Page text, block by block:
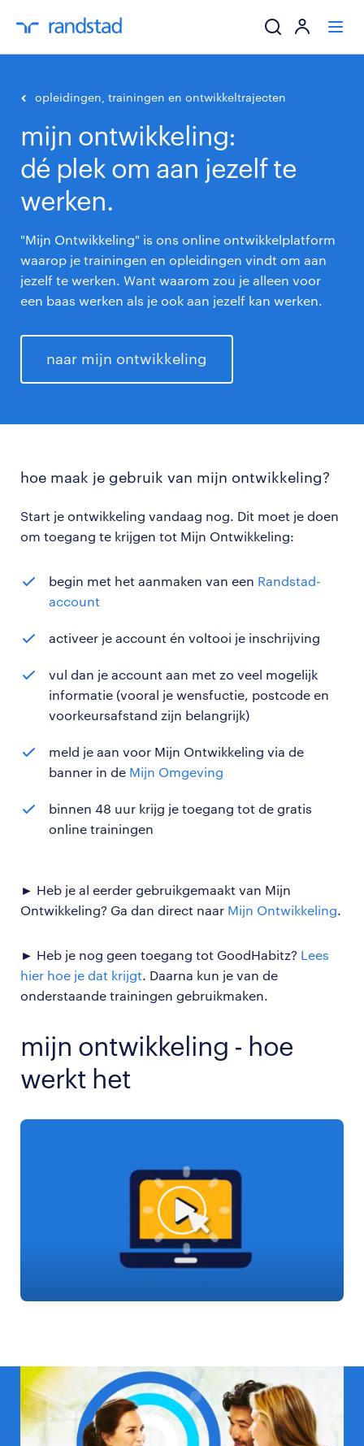
ik zoek een
werkgevers
mijn carrière
opleidingen, trainingen en ontwikkeltrajecten
mijn ontwikkeling:
dé plek om aan jezelf te
werken.
"Mijn Ontwikkeling" is ons online ontwikkelplatform
waarop je trainingen en opleidingen vindt om aan
jezelf te werken. Want waarom zou je alleen voor
een baas werken als je ook aan jezelf kan werken.
naar mijn ontwikkeling
hoe maak je gebruik van mijn ontwikkeling?
Start je ontwikkeling vandaag nog. Dit moet je doen
om toegang te krijgen tot Mijn Ontwikkeling:
begin met het aanmaken van een Randstad-
account
activeer je account én voltooi je inschrijving
vul dan je account aan met zo veel mogelijk
informatie (vooral je wensfuctie, postcode en
voorkeursafstand zijn belangrijk)
meld je aan voor Mijn Ontwikkeling via de
banner in de Mijn Omgeving
binnen 48 uur krijg je toegang tot de gratis
online trainingen
► Heb je al eerder gebruikgemaakt van Mijn
Ontwikkeling? Ga dan direct naar Mijn Ontwikkeling.
► Heb je nog geen toegang tot GoodHabitz? Lees
hier hoe je dat krijgt. Daarna kun je van de
onderstaande trainingen gebruikmaken.
mijn ontwikkeling - hoe
werkt het